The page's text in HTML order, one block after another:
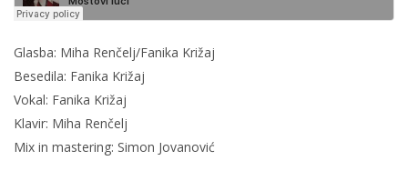
Glasba: Miha Renčelj/Fanika Križaj
Besedila: Fanika Križaj
Vokal: Fanika Križaj
Klavir: Miha Renčelj
Mix in mastering: Simon Jovanović